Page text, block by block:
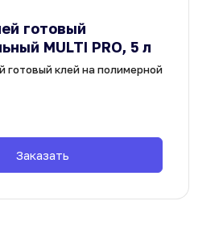
готовый
готовый клей на полимерной
Заказать